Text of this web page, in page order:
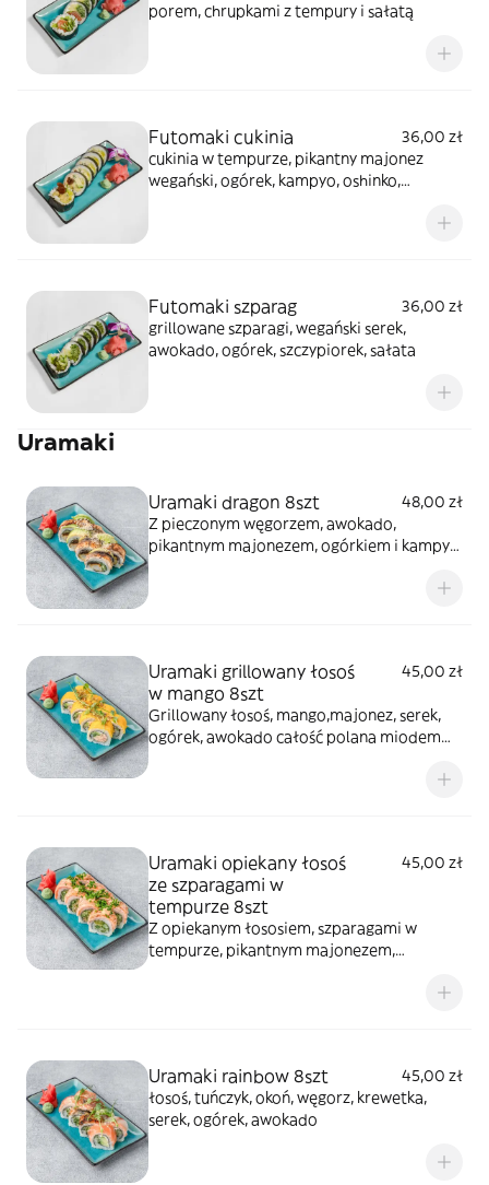
porem, chrupkami z tempury i sałatą
Futomaki cukinia
36,00 zł
cukinia w tempurze, pikantny majonez
wegański, ogórek, kampyo, oshinko,
Futomaki szparag
36,00 zł
grillowane szparagi, wegański serek,
awokado, ogórek, szczypiorek, sałata
Uramaki
Uramaki dragon 8szt
48,00 zł
Z pieczonym węgorzem, awokado,
pikantnym majonezem, ogórkiem i kampyo,
Uramaki grillowany łosoś
w mango 8szt
45,00 zł
Grillowany łosoś, mango,majonez, serek,
ogórek, awokado całość polana miodem
Uramaki opiekany łosoś
ze szparagami w
tempurze 8szt
45,00 zł
Z opiekanym łososiem, szparagami w
tempurze, pikantnym majonezem,
Uramaki rainbow 8szt
45,00 zł
łosoś, tuńczyk, okoń, węgorz, krewetka,
serek, ogórek, awokado